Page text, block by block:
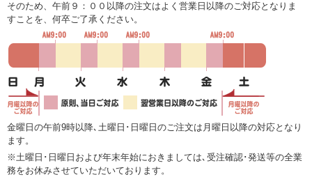
そのため、午前９：００以降の注文はよく営業日以降のご対応となりま
すことを、何卒ご了承ください。
金曜日の午前9時以降､土曜日･日曜日のご注文は月曜日以降の対応となり
ます。
※土曜日･日曜日および年末年始におきましては､受注確認･発送等の全業
務をお休みさせていただいております。